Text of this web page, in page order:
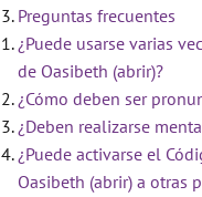
Preguntas frecuentes
¿Puede usarse varias
de Oasibeth (abrir)?
¿Cómo deben ser
¿Deben realizarse
¿Puede activarse el
Oasibeth (abrir) a otras